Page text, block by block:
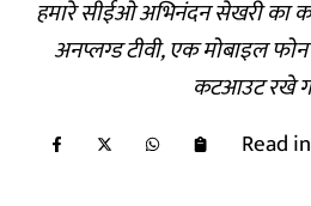
हमारे सीईओ अभिनंदन सेखरी
अनप्लग्ड टीवी, एक मोबाइल
कटआउट रखे
Read